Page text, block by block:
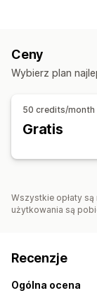
Materiały
Ceny
Wybierz plan
50 credits/month
Gratis
Wszystkie opłaty są
użytkowania są
Recenzje
Ogólna ocena